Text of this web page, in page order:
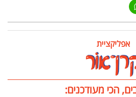
אפליקציית
הכי מעודכנים: